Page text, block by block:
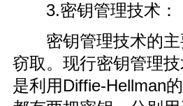
3.密钥管理技术：
密钥管理技术的主
窃取。现行密钥管理
是利用Diffie-Hellman